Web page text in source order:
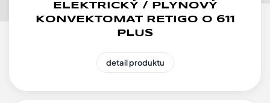
ELEKTRICKÝ / PLYNOVÝ
KONVEKTOMAT RETIGO O 611
PLUS
detail produktu